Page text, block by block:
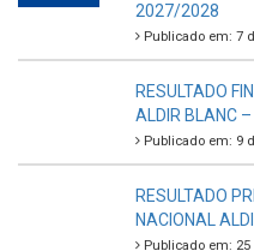
2027/2028
Publicado em: 7
RESULTADO
ALDIR BLANC
Publicado em: 9
RESULTADO
NACIONAL
Publicado em: 25